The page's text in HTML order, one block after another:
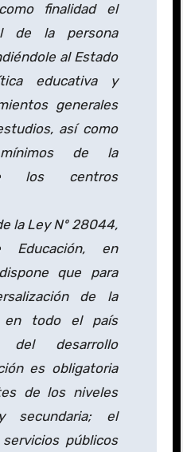
finalidad el
de la persona
al Estado
educativa y
generales
así como
de la
los centros
la Ley Nº 28044,
Educación, en
que para
de la
en todo el país
del desarrollo
es obligatoria
de los niveles
secundaria; el
públicos